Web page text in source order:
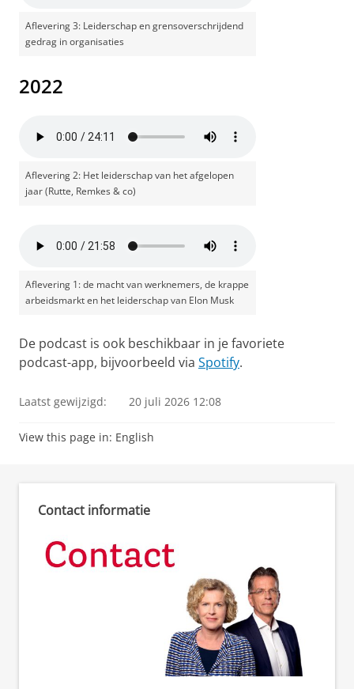
Aflevering 3: Leiderschap en grensoverschrijdend
gedrag in organisaties
2022
Aflevering 2: Het leiderschap van het afgelopen
jaar (Rutte, Remkes & co)
Aflevering 1: de macht van werknemers, de krappe
arbeidsmarkt en het leiderschap van Elon Musk
De podcast is ook beschikbaar in je favoriete
podcast-app, bijvoorbeeld via Spotify.
Laatst gewijzigd: 20 juli 2026 12:08
View this page in: English
Contact informatie